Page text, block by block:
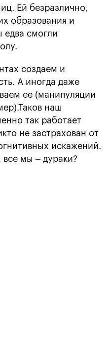
Ей безразлично,
образования и
едва смогли
создаем и
А иногда даже
ее (манипуляции
наш
так работает
не застрахован от
искажений.
все мы – дураки?